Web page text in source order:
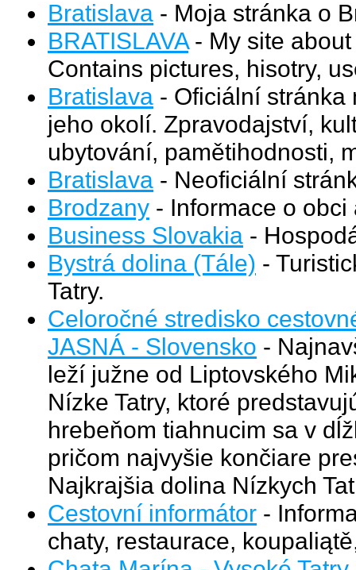
Bratislava - Moja stránka o
BRATISLAVA- My site about
Contains pictures, hisotry,
Bratislava - Oficiální stránka
jeho okolí. Zpravodajství,
ubytování, pamětihodnosti,
Bratislava - Neoficiální
Brodzany - Informace o
Business Slovakia -
Bystrá dolina (Tále) -
Tatry.
Celoročné stredisko
JASNÁ - Slovensko -
leží južne od Liptovského
Nízke Tatry, ktoré
hrebeňom tiahnucim sa v
pričom najvyšie končiare
Najkrajšia dolina Nízkych
Cestovní informátor -
chaty, restaurace,